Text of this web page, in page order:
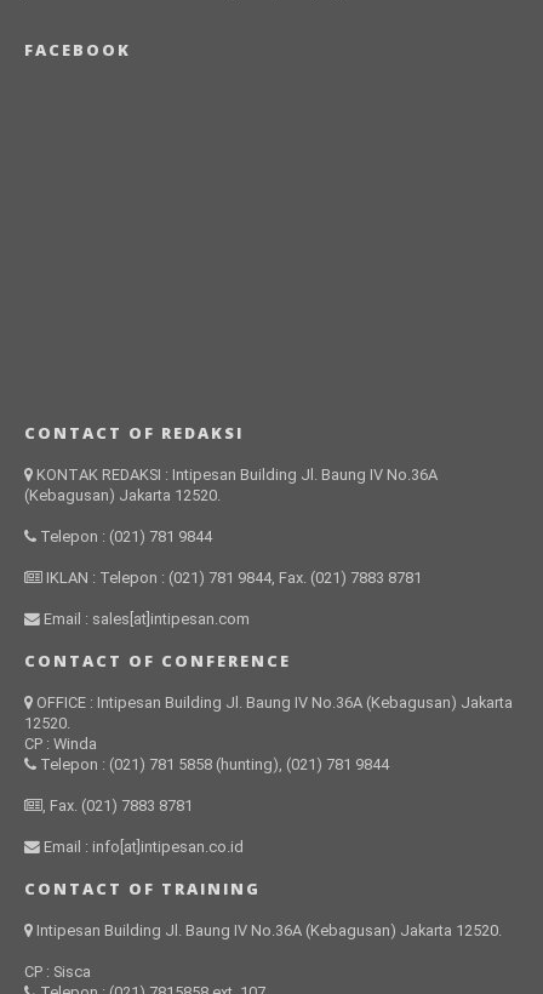
FACEBOOK
CONTACT OF REDAKSI
KONTAK REDAKSI : Intipesan Building Jl. Baung IV No.36A
(Kebagusan) Jakarta 12520.
Telepon : (021) 781 9844
IKLAN : Telepon : (021) 781 9844, Fax. (021) 7883 8781
Email : sales[at]intipesan.com
CONTACT OF CONFERENCE
OFFICE : Intipesan Building Jl. Baung IV No.36A (Kebagusan) Jakarta
12520.
CP : Winda
Telepon : (021) 781 5858 (hunting), (021) 781 9844
, Fax. (021) 7883 8781
Email : info[at]intipesan.co.id
CONTACT OF TRAINING
Intipesan Building Jl. Baung IV No.36A (Kebagusan) Jakarta 12520.
CP : Sisca